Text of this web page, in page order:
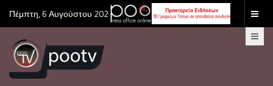
Πέμπτη, 6 Αυγούστου 2026